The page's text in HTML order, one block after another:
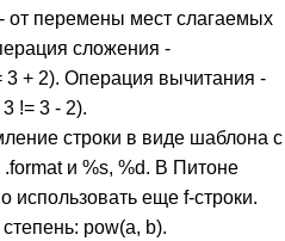
от перемены мест слагаемых
сложения -
3 + 2). Операция вычитания -
!= 3 - 2).
строки в виде шаблона с
и %s, %d. В Питоне
еще f-строки.
pow(a, b).